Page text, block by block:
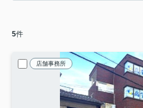
5件
店舗事務所